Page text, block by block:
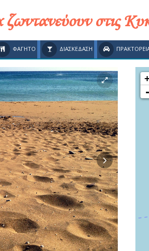
ζωντανεύουν στις
ΦΑΓΗΤΟ ΔΙΑΣΚΕΔΑΣΗ
ΘΕΑ
-